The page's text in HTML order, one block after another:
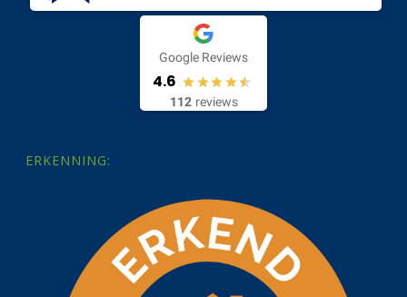
Google Reviews
4.6
112 reviews
ERKENNING: